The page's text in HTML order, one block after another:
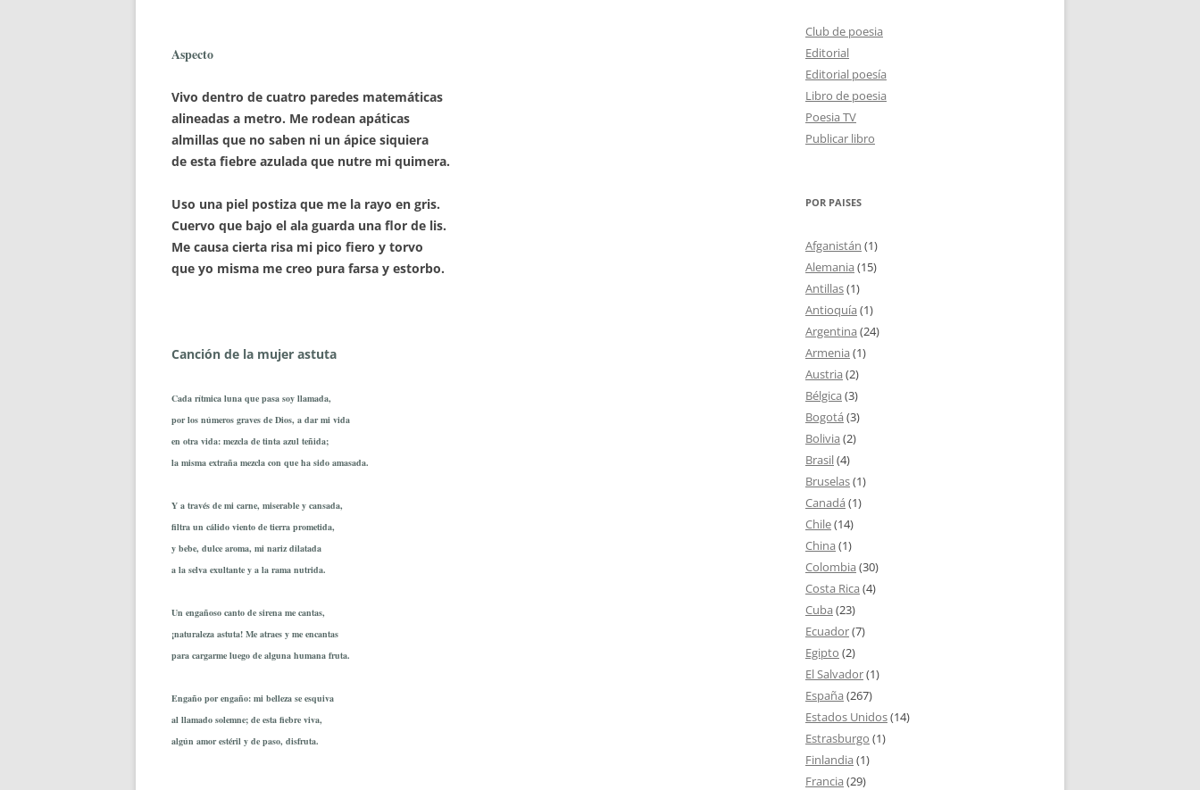
Aspecto
Vivo dentro de cuatro paredes matemáticas
alineadas a metro. Me rodean apáticas
almillas que no saben ni un ápice siquiera
de esta fiebre azulada que nutre mi quimera.
Uso una piel postiza que me la rayo en gris.
Cuervo que bajo el ala guarda una flor de lis.
Me causa cierta risa mi pico fiero y torvo
que yo misma me creo pura farsa y estorbo.
Canción de la mujer astuta
Cada rítmica luna que pasa soy llamada,
por los números graves de Dios, a dar mi vida
en otra vida: mezcla de tinta azul teñida;
la misma extraña mezcla con que ha sido amasada.
Y a través de mi carne, miserable y cansada,
filtra un cálido viento de tierra prometida,
y bebe, dulce aroma, mi nariz dilatada
a la selva exultante y a la rama nutrida.
Un engañoso canto de sirena me cantas,
¡naturaleza astuta! Me atraes y me encantas
para cargarme luego de alguna humana fruta.
Engaño por engaño: mi belleza se esquiva
al llamado solemne; de esta fiebre viva,
algún amor estéril y de paso, disfruta.
Club de poesia
Editorial
Editorial poesía
Libro de poesia
Poesia TV
Publicar libro
POR PAISES
Afganistán (1)
Alemania (15)
Antillas(1)
Antioquía (1)
Argentina (24)
Armenia (1)
Austria (2)
Bélgica (3)
Bogotá (3)
Bolivia (2)
Brasil(4)
Bruselas(1)
Canadá (1)
Chile(14)
China (1)
Colombia (30)
Costa Rica (4)
Cuba (23)
Ecuador(7)
Egipto (2)
El Salvador(1)
España (267)
Estados Unidos(14)
Estrasburgo (1)
Finlandia (1)
Francia (29)